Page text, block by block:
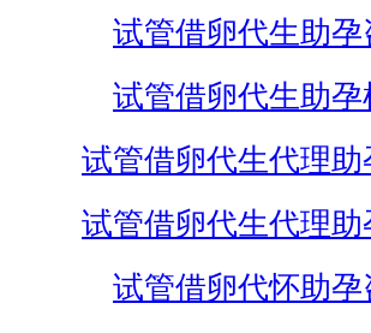
试管借卵代生助孕
试管借卵代生助孕
试管借卵代生代理助
试管借卵代生代理助
试管借卵代怀助孕